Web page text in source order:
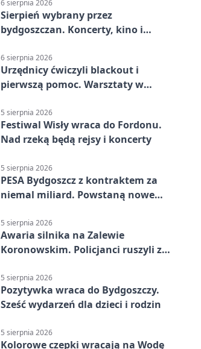
6 sierpnia 2026
Sierpień wybrany przez
bydgoszczan. Koncerty, kino i
6 sierpnia 2026
Urzędnicy ćwiczyli blackout i
pierwszą pomoc. Warsztaty w
5 sierpnia 2026
Festiwal Wisły wraca do Fordonu.
Nad rzeką będą rejsy i koncerty
5 sierpnia 2026
PESA Bydgoszcz z kontraktem za
niemal miliard. Powstaną nowe
5 sierpnia 2026
Awaria silnika na Zalewie
Koronowskim. Policjanci ruszyli z
5 sierpnia 2026
Pozytywka wraca do Bydgoszczy.
Sześć wydarzeń dla dzieci i rodzin
5 sierpnia 2026
Kolorowe czepki wracają na Wodę